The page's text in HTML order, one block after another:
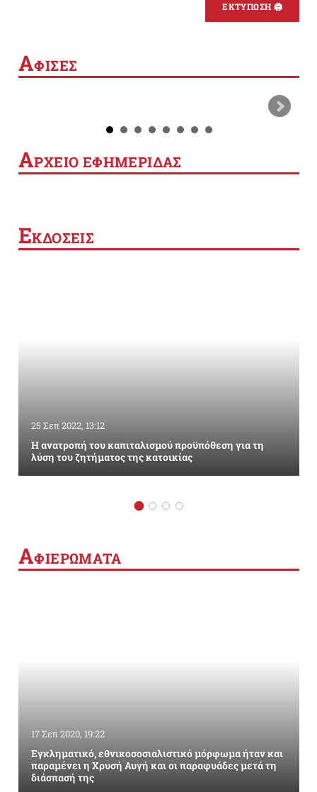
ΕΚΤΥΠΩΣΗ 🖨
ΑΦΙΣΕΣ
ΑΡΧΕΙΟ ΕΦΗΜΕΡΙΔΑΣ
ΕΚΔΟΣΕΙΣ
25 Σεπ 2022, 13:12
Η ανατροπή του καπιταλισμού προϋπόθεση για τη
λύση του ζητήματος της κατοικίας
ΑΦΙΕΡΩΜΑΤΑ
17 Σεπ 2020, 19:22
Εγκληματικό, εθνικοσοσιαλιστικό μόρφωμα ήταν και
παραμένει η Χρυσή Αυγή και οι παραφυάδες μετά τη
διάσπασή της